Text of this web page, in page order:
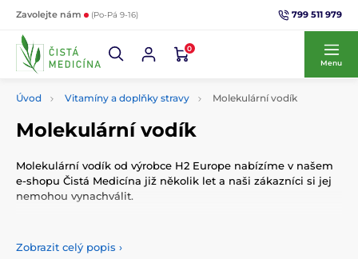
Zavolejte nám (Po-Pá 9-16) 799 511 979
0
Menu
Úvod Vitamíny a doplňky stravy Molekulární vodík
Molekulární vodík
Molekulární vodík od výrobce H2 Europe nabízíme v našem
e-shopu Čistá Medicína již několik let a naši zákazníci si jej
nemohou vynachválit.
Molekulární vodík je vodík ve fázi svého zrodu. Jedná se o
Zobrazit celý popis ›